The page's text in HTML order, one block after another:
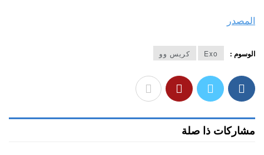
المصدر
الوسوم : Exo كريس وو
مشاركات ذا صلة